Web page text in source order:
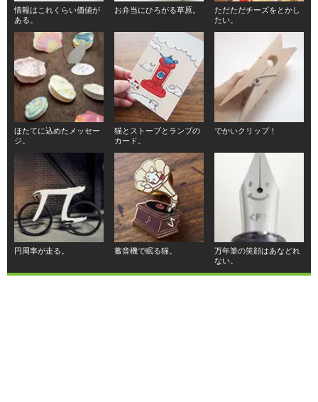
情報はこれくらい価値が
ある。
お弁当にひろがる草原。
ただただチーズをとかし
たい。
ほたてに込めたメッセー
ジ。
猫とストーブとランプの
カード。
でかいクリップ！
円周率が走る。 蓄音機で眠る猫。
万年筆の笑顔はあなどれ
ない。